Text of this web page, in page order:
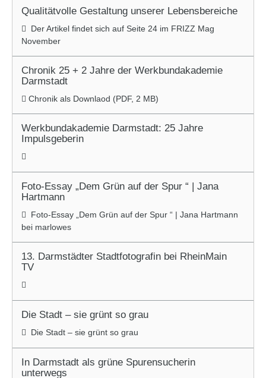
Qualitätvolle Gestaltung unserer Lebensbereiche
Der Artikel findet sich auf Seite 24 im FRIZZ Mag
November
Chronik 25 + 2 Jahre der Werkbundakademie
Darmstadt
Chronik als Downlaod (PDF, 2 MB)
Werkbundakademie Darmstadt: 25 Jahre
Impulsgeberin
Foto-Essay „Dem Grün auf der Spur “ | Jana
Hartmann
Foto-Essay „Dem Grün auf der Spur “ | Jana Hartmann
bei marlowes
13. Darmstädter Stadtfotografin bei RheinMain
TV
Die Stadt – sie grünt so grau
Die Stadt – sie grünt so grau
In Darmstadt als grüne Spurensucherin
unterwegs